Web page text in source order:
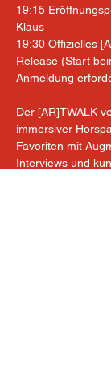
19:15
Klaus
19:30 Offizielles
Release (Start
Anmeldung
Der [AR]TWALK
immersiver
Favoriten mit
Interviews und